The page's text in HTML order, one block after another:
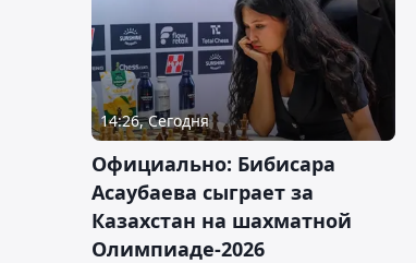
14:26, Сегодня
Официально: Бибисара
Асаубаева сыграет за
Казахстан на шахматной
Олимпиаде-2026